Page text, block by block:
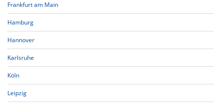
Frankfurt am Main
Hamburg
Hannover
Karlsruhe
Köln
Leipzig